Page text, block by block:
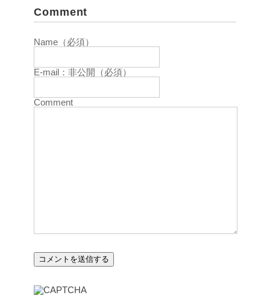
Comment
Name（必須）
E-mail：非公開（必須）
Comment